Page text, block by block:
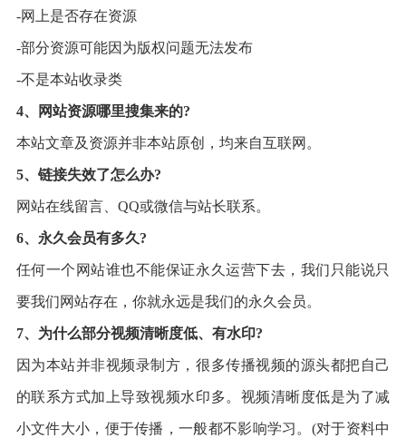
-网上是否存在资源
-部分资源可能因为版权问题无法发布
-不是本站收录类
4、网站资源哪里搜集来的?
本站文章及资源并非本站原创，均来自互联网。
5、链接失效了怎么办?
网站在线留言、QQ或微信与站长联系。
6、永久会员有多久?
任何一个网站谁也不能保证永久运营下去，我们只能说只
要我们网站存在，你就永远是我们的永久会员。
7、为什么部分视频清晰度低、有水印?
因为本站并非视频录制方，很多传播视频的源头都把自己
的联系方式加上导致视频水印多。视频清晰度低是为了减
小文件大小，便于传播，一般都不影响学习。(对于资料中